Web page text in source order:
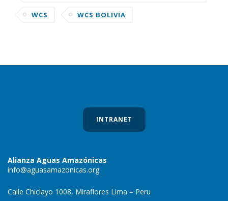
WCS
WCS BOLIVIA
INTRANET
Alianza Aguas Amazónicas
info@aguasamazonicas.org
Calle Chiclayo 1008, Miraflores Lima – Peru